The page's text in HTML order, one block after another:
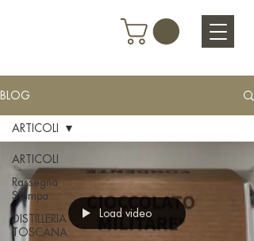
BLOG
ARTICOLI
Rassegna
Stampa
DISTILLERIA
TOSCANA
ARTICOLI
Load video